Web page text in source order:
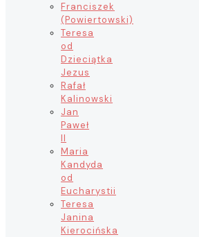
Franciszek
(Powiertowski)
Teresa
od
Dzieciątka
Jezus
Rafał
Kalinowski
Jan
Paweł
II
Maria
Kandyda
od
Eucharystii
Teresa
Janina
Kierocińska